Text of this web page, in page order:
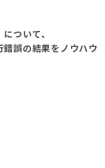
ついて、
誤の結果をノウハウ